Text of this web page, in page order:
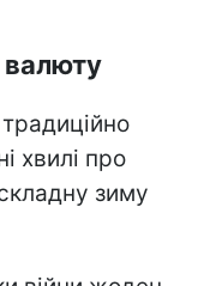
валюту
хвилі про
зиму